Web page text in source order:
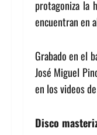
protagoniza la
encuentran en
Grabado en el
José Miguel
en los videos
Disco